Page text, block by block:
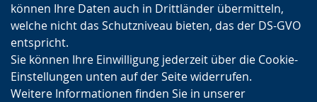
können Ihre Daten auch in Drittländer übermitteln,
welche nicht das Schutzniveau bieten, das der DS-GVO
entspricht.
Sie können Ihre Einwilligung jederzeit über die Cookie-
Einstellungen unten auf der Seite widerrufen.
Weitere Informationen finden Sie in unserer